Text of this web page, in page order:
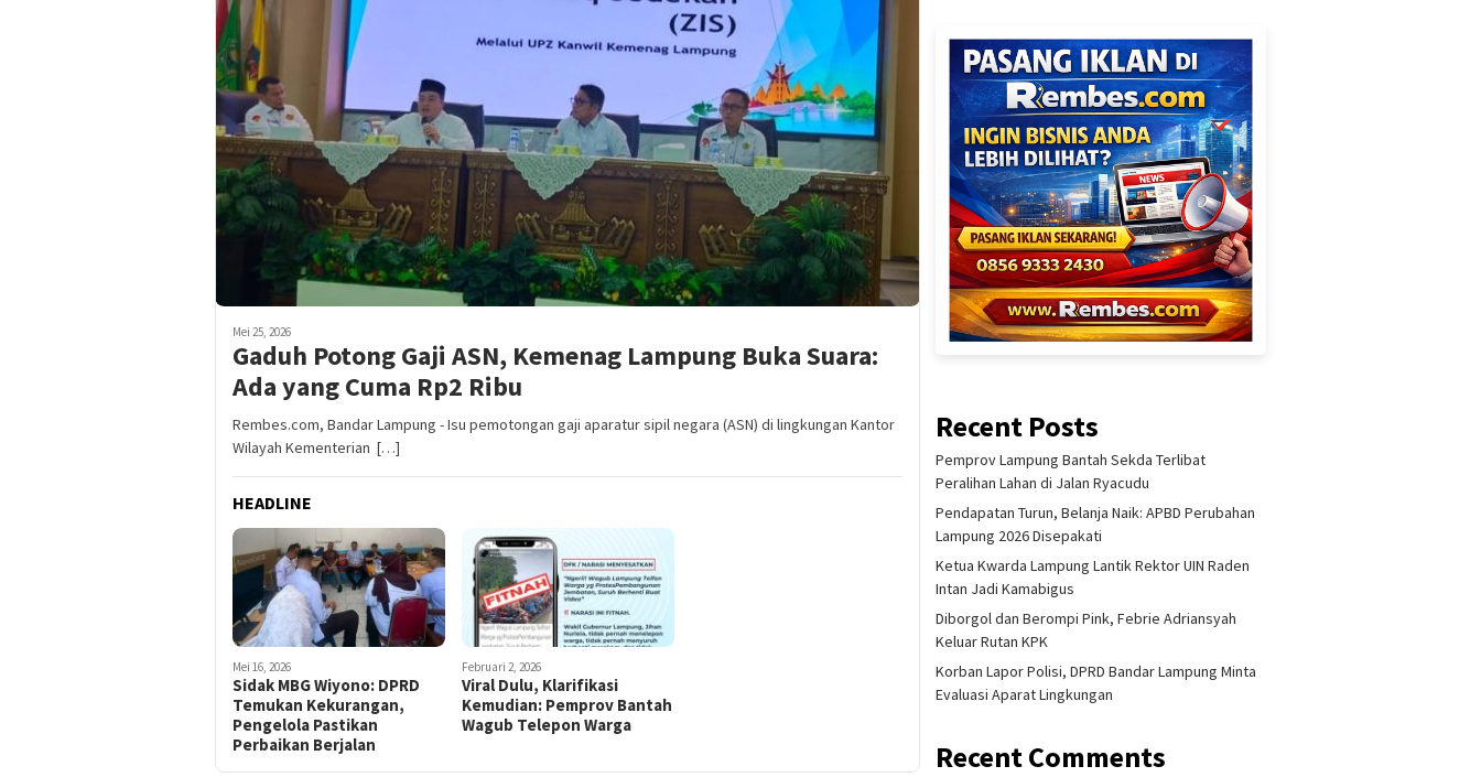
Mei 25, 2026
Gaduh Potong Gaji ASN, Kemenag Lampung Buka Suara:
Ada yang Cuma Rp2 Ribu
Rembes.com, Bandar Lampung - Isu pemotongan gaji aparatur sipil negara (ASN) di lingkungan Kantor
Wilayah Kementerian […]
HEADLINE
Mei 16, 2026
Sidak MBG Wiyono: DPRD
Temukan Kekurangan,
Pengelola Pastikan
Perbaikan Berjalan
Februari 2, 2026
Viral Dulu, Klarifikasi
Kemudian: Pemprov Bantah
Wagub Telepon Warga
Recent Posts
Pemprov Lampung Bantah Sekda Terlibat
Peralihan Lahan di Jalan Ryacudu
Pendapatan Turun, Belanja Naik: APBD Perubahan
Lampung 2026 Disepakati
Ketua Kwarda Lampung Lantik Rektor UIN Raden
Intan Jadi Kamabigus
Diborgol dan Berompi Pink, Febrie Adriansyah
Keluar Rutan KPK
Korban Lapor Polisi, DPRD Bandar Lampung Minta
Evaluasi Aparat Lingkungan
Recent Comments